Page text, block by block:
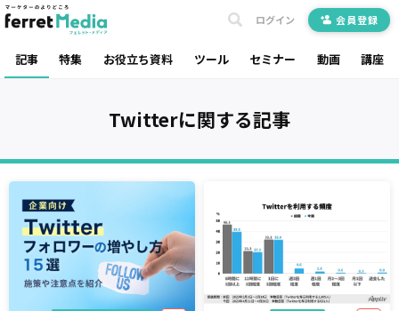
記事 特集 お役立ち資料 ツール セミナー 動画 講座
ログイン 会員登録
Twitterに関する記事